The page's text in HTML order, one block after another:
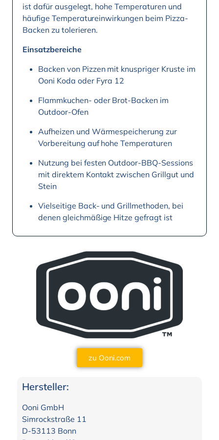
ist dafür ausgelegt, hohe Temperaturen und
häufige Temperatureinwirkungen beim Pizza-
Backen zu tolerieren.
Einsatzbereiche
Backen von Pizzen mit knuspriger Kruste im
Ooni Koda oder Fyra 12
Flammkuchen- oder Brot-Backen im
Outdoor-Ofen
Aufheizen und Wärmespeicherung zur
Vorbereitung auf hohe Temperaturen
Nutzung bei festen Outdoor-BBQ-Sessions
mit direktem Kontakt zwischen Grillgut und
Stein
Vielseitige Back- und Grillmethoden, bei
denen gleichmäßige Hitze gefragt ist
zu Ooni.com
Hersteller:
Ooni GmbH
Simrockstraße 11
D-53113 Bonn